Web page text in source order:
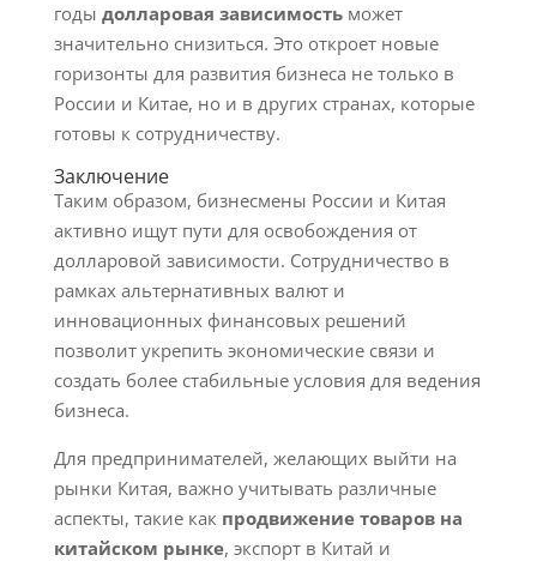
годы долларовая зависимостьможет
значительно снизиться. Это откроет новые
горизонты для развития бизнеса не только в
России и Китае, но и в других странах, которые
готовы к сотрудничеству.
Заключение
Таким образом, бизнесмены России и Китая
активно ищут пути для освобождения от
долларовой зависимости. Сотрудничество в
рамках альтернативных валют и
инновационных финансовых решений
позволит укрепить экономические связи и
создать более стабильные условия для ведения
бизнеса.
Для предпринимателей, желающих выйти на
рынки Китая, важно учитывать различные
аспекты, такие как продвижение товаров на
китайском рынке, экспорт в Китай и